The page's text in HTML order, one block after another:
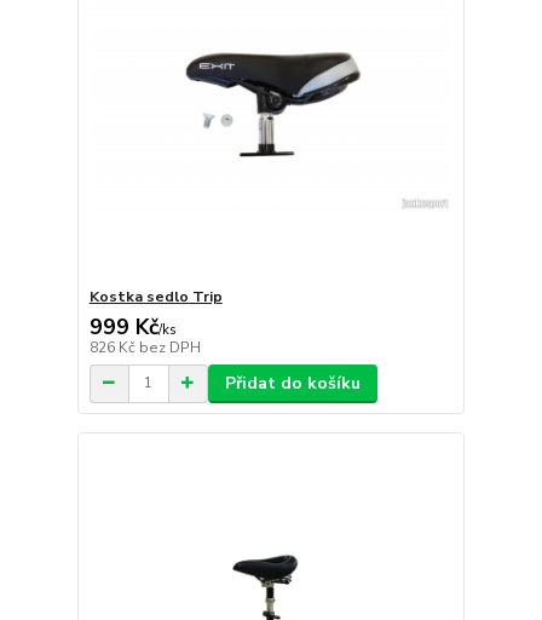
Kostka sedlo Trip
999 Kč/ks
826 Kč bez DPH
Přidat do košíku